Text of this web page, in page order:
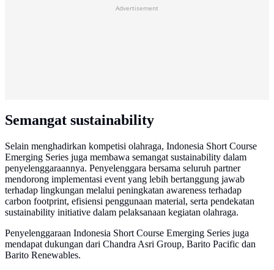
Advertisement
Semangat sustainability
Selain menghadirkan kompetisi olahraga, Indonesia Short Course
Emerging Series juga membawa semangat sustainability dalam
penyelenggaraannya. Penyelenggara bersama seluruh partner
mendorong implementasi event yang lebih bertanggung jawab
terhadap lingkungan melalui peningkatan awareness terhadap
carbon footprint, efisiensi penggunaan material, serta pendekatan
sustainability initiative dalam pelaksanaan kegiatan olahraga.
Penyelenggaraan Indonesia Short Course Emerging Series juga
mendapat dukungan dari Chandra Asri Group, Barito Pacific dan
Barito Renewables.